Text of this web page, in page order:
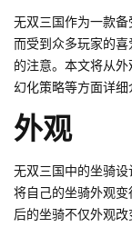
无双三国作为一款
而受到众多玩家的
的注意。本文将从
幻化策略等方面详细
外观
无双三国中的坐骑
将自己的坐骑外观
后的坐骑不仅外观